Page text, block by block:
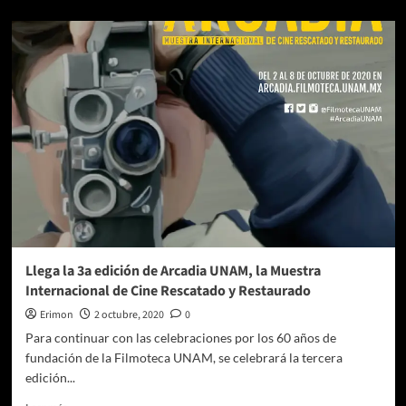
Ciclo
de
películas
al
Ariel
en
el
CCC
Llega la 3a edición de Arcadia UNAM, la Muestra
Internacional de Cine Rescatado y Restaurado
Erimon 2 octubre, 2020
0
Para continuar con las celebraciones por los 60 años de
fundación de la Filmoteca UNAM, se celebrará la tercera
edición...